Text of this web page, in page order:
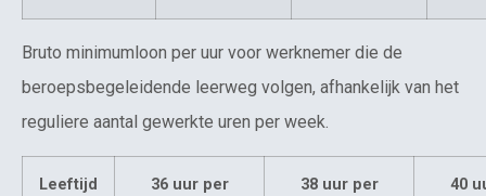
Bruto minimumloon per uur voor werknemer die de
beroepsbegeleidende leerweg volgen, afhankelijk van het
reguliere aantal gewerkte uren per week.
Leeftijd
36 uur per
38 uur per
40